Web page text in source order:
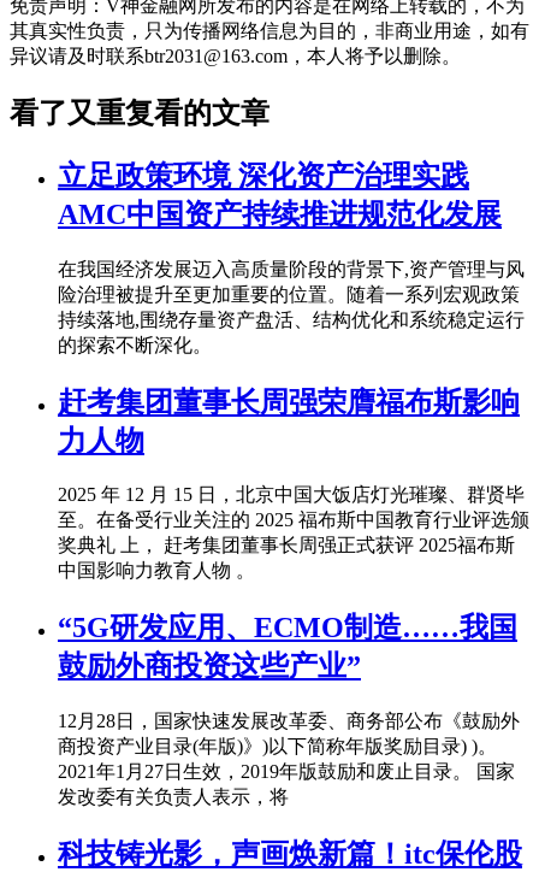
免责声明：V神金融网所发布的内容是在网络上转载的，不为
其真实性负责，只为传播网络信息为目的，非商业用途，如有
异议请及时联系btr2031@163.com，本人将予以删除。
看了又重复看的文章
立足政策环境 深化资产治理实践
AMC中国资产持续推进规范化发展
在我国经济发展迈入高质量阶段的背景下,资产管理与风
险治理被提升至更加重要的位置。随着一系列宏观政策
持续落地,围绕存量资产盘活、结构优化和系统稳定运行
的探索不断深化。
赶考集团董事长周强荣膺福布斯影响
力人物
2025 年 12 月 15 日，北京中国大饭店灯光璀璨、群贤毕
至。在备受行业关注的 2025 福布斯中国教育行业评选颁
奖典礼 上， 赶考集团董事长周强正式获评 2025福布斯
中国影响力教育人物 。
“5G研发应用、ECMO制造……我国
鼓励外商投资这些产业”
12月28日，国家快速发展改革委、商务部公布《鼓励外
商投资产业目录(年版)》)以下简称年版奖励目录) )。
2021年1月27日生效，2019年版鼓励和废止目录。 国家
发改委有关负责人表示，将
科技铸光影，声画焕新篇！itc保伦股